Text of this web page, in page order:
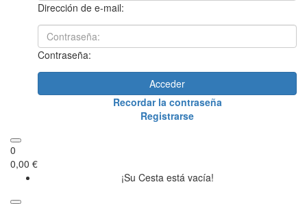
Dirección de e-mail:
Contraseña:
Acceder
Recordar la contraseña
Registrarse
0
0,00 €
¡Su Cesta está vacía!